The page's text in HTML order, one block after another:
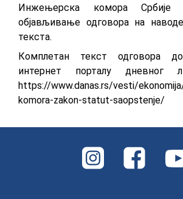
Инжењерска комора Србије
објављивање одговора на
текста.
Комплетан текст одговора
интернет порталу дневног
https://www.danas.rs/vesti/
komora-zakon-statut-saopstenje/